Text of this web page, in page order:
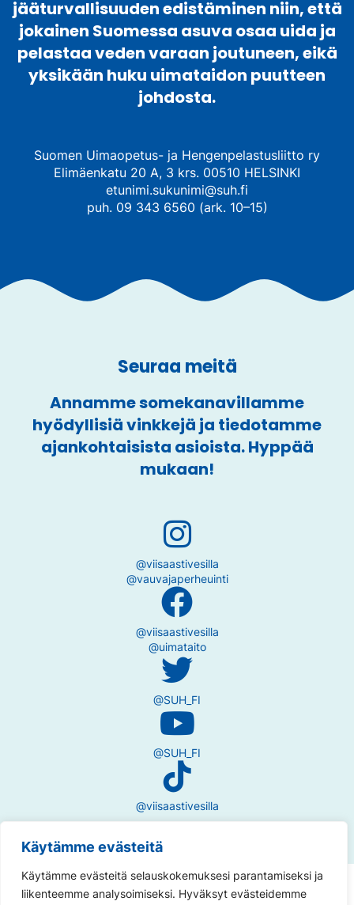
Käytämme evästeitä
Käytämme evästeitä selauskokemuksesi parantamiseksi ja
liikenteemme analysoimiseksi. Hyväksyt evästeidemme
jääturvallisuuden edistäminen niin, että
jokainen Suomessa asuva osaa uida ja
pelastaa veden varaan joutuneen, eikä
yksikään huku uimataidon puutteen
johdosta.
Suomen Uimaopetus- ja Hengenpelastusliitto ry
Elimäenkatu 20 A, 3 krs. 00510 HELSINKI
etunimi.sukunimi@suh.fi
puh. 09 343 6560 (ark. 10–15)
Seuraa meitä
Annamme somekanavillamme
hyödyllisiä vinkkejä ja tiedotamme
ajankohtaisista asioista. Hyppää
mukaan!
@viisaastivesilla
@vauvajaperheuinti
@viisaastivesilla
@uimataito
@SUH_FI
@SUH_FI
@viisaastivesilla
Tietosuojaseloste